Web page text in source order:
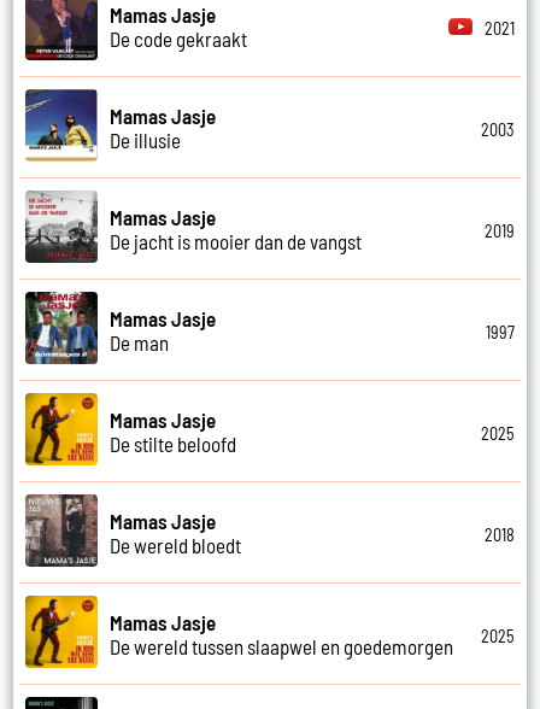
Mamas Jasje
De code gekraakt
2021
Mamas Jasje
De illusie
2003
Mamas Jasje
De jacht is mooier dan de vangst
2019
Mamas Jasje
De man
1997
Mamas Jasje
De stilte beloofd
2025
Mamas Jasje
De wereld bloedt
2018
Mamas Jasje
De wereld tussen slaapwel en goedemorgen
2025